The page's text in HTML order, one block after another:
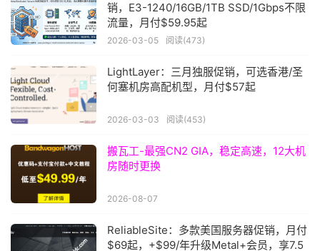
销，E3-1240/16GB/1TB SSD/1Gbps不限
流量，月付$59.95起
2026-03-05 阅读(473)
LightLayer：三月独服促销，可选香港/圣
何塞机房高配机型，月付$57起
2026-03-03 阅读(453)
搬瓦工-最强CN2 GIA，稳定高速，12大机
房随时更换
2026-08-07
ReliableSite：多款美国服务器促销，月付
$69起，+$99/年升级Metal+会员，享7.5